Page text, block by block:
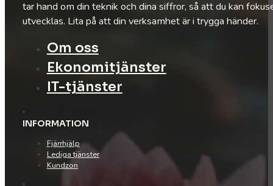
tar hand om din teknik och dina siffror, så att du kan
utvecklas. Lita på att din verksamhet är i trygga händer.
Om oss
Ekonomitjänster
IT-tjänster
INFORMATION
Fjärrhjälp
Lediga tjänster
Kundzon